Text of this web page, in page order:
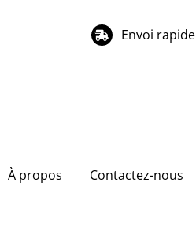
Envoi rapide
À propos Contactez-nous